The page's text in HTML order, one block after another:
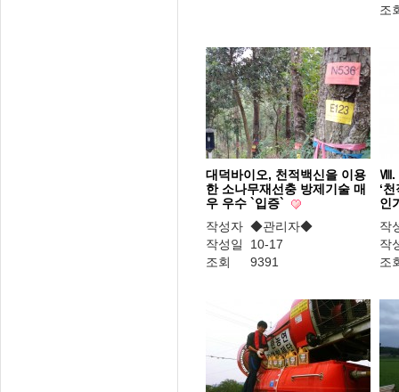
조
대덕바이오, 천적백신을 이용
한 소나무재선충 방제기술 매
우 우수 `입증`
작성자 ◆관리자◆
작성일
10-17
조회
9391
Ⅷ.
‘
인
작
작
조